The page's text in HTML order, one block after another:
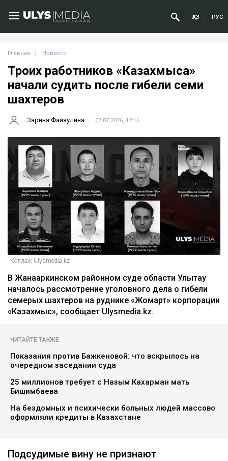
ҚАЗ РУС
Главная Новости
Троих работников «Казахмыса»
начали судить после гибели семи
шахтеров
Зарина Файзулина 07.07.2026, 12:16
Коллаж Ulysmedia.kz
В Жанааркинском районном суде области Улытау
началось рассмотрение уголовного дела о гибели
семерых шахтеров на руднике «Жомарт» корпорации
«Казахмыс», сообщает Ulysmedia.kz.
ЧИТАЙТЕ ТАКЖЕ
Показания против Бажкеновой: что вскрылось на
очередном заседании суда
25 миллионов требует с Назым Кахарман мать
Бишимбаева
На бездомных и психически больных людей массово
оформляли кредиты в Казахстане
Подсудимые вину не признают